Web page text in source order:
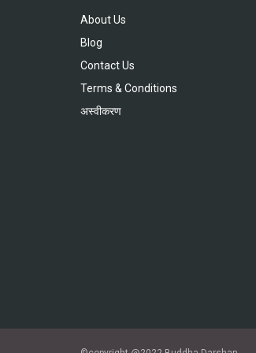
About Us
Blog
Contact Us
Terms & Conditions
अस्वीकरण